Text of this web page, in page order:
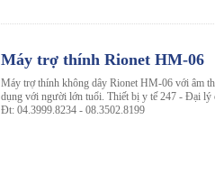
Máy trợ thính Rionet HM-06
Máy trợ thính không dây Rionet HM-06 với âm
dụng với người lớn tuổi. Thiết bị y tế 247 - Đại lý
Đt: 04.3999.8234 - 08.3502.8199